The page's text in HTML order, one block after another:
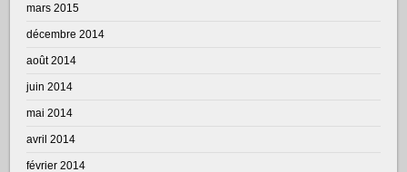
mars 2015
décembre 2014
août 2014
juin 2014
mai 2014
avril 2014
février 2014